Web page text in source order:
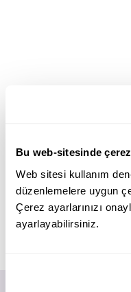
Bu web-sitesinde
Web sitesi kullanım
düzenlemelere uygun
Çerez ayarlarınızı
ayarlayabilirsiniz.